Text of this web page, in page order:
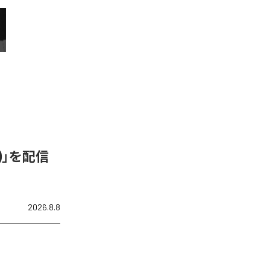
を配信
2026.8.8